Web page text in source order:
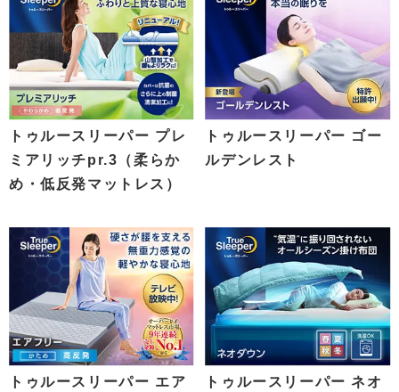
トゥルースリーパー プレ
ミアリッチpr.3（柔らか
め・低反発マットレス）
トゥルースリーパー ゴー
ルデンレスト
トゥルースリーパー エア
トゥルースリーパー ネオ